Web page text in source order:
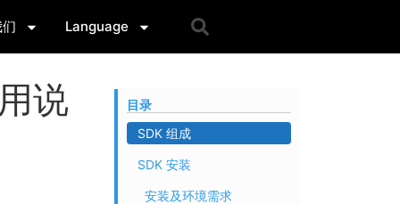
Language
说
目录
SDK 组成
SDK 安装
安装及环境需求